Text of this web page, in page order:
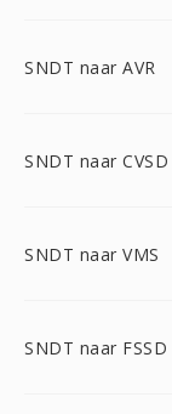
SNDT naar AVR
SNDT naar CVSD
SNDT naar VMS
SNDT naar FSSD